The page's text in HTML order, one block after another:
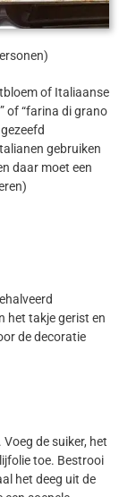
of Italiaanse
of “farina di grano
gebruiken
daar moet een
het takje gerist en
de decoratie
de suiker, het
toe. Bestrooi
het deeg uit de